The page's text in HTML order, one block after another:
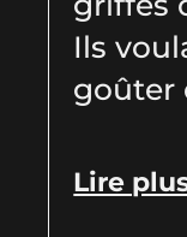
Ils
goûter
Lire